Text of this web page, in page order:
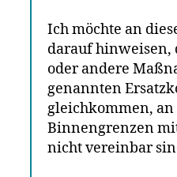
Ich möchte an
darauf hinweisen,
oder andere
genannten
gleichkommen, an
Binnengrenzen
nicht vereinbar